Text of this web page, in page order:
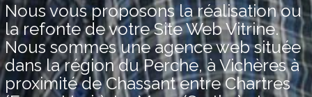
Nous vous proposons la réalisation ou
la refonte de votre Site Web Vitrine.
Nous sommes une agence web située
dans la région du Perche, à Vichères à
proximité de Chassant entre Chartres